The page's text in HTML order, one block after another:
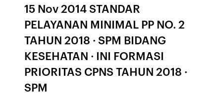
15 Nov 2014 STANDAR
PELAYANAN MINIMAL PP NO. 2
TAHUN 2018 · SPM BIDANG
KESEHATAN · INI FORMASI
PRIORITAS CPNS TAHUN 2018 ·
SPM